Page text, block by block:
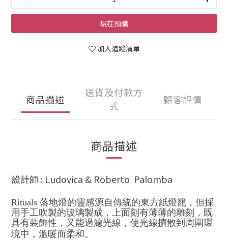
現在預購
加入追蹤清單
商品描述
送貨及付款方
式
顧客評價
商品描述
設計師: Ludovica & Roberto Palomba
Rituals 落地燈的靈感源自傳統的東方紙燈籠，但採
用手工吹製的玻璃製成，上面刻有薄薄的雕刻，既
具有裝飾性，又能過濾光線，使光線擴散到周圍環
境中，溫暖而柔和。